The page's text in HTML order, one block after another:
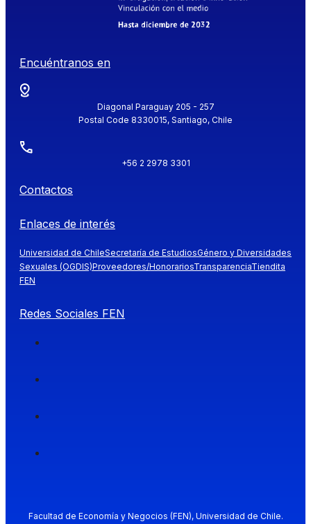
Encuéntranos en
Diagonal Paraguay 205 - 257
Postal Code 8330015, Santiago, Chile
+56 2 2978 3301
Contactos
Enlaces de interés
Universidad de ChileSecretaría de EstudiosGénero y Diversidades
Sexuales (OGDIS)Proveedores/HonorariosTransparenciaTiendita
FEN
Redes Sociales FEN
Facultad de Economía y Negocios (FEN), Universidad de Chile.